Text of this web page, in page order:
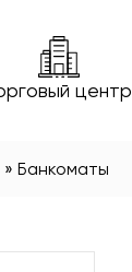
центр
» Банкоматы